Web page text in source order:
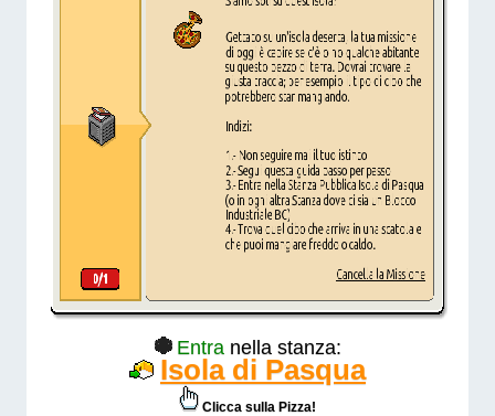
Entra nella stanza:
Isola di Pasqua
Clicca sulla Pizza!